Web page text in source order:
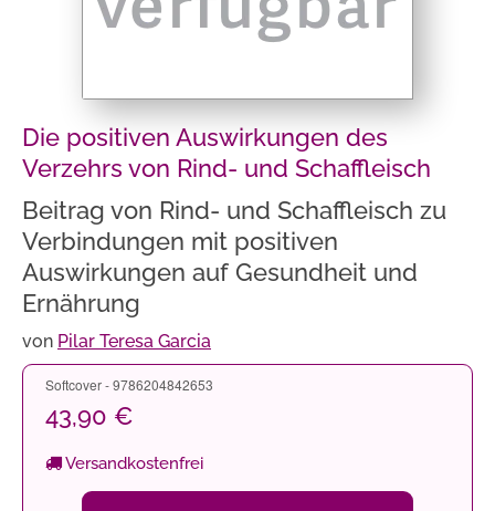
Die positiven Auswirkungen des
Verzehrs von Rind- und Schaffleisch
Beitrag von Rind- und Schaffleisch zu
Verbindungen mit positiven
Auswirkungen auf Gesundheit und
Ernährung
von Pilar Teresa Garcia
Softcover - 9786204842653
43,90 €
Versandkostenfrei